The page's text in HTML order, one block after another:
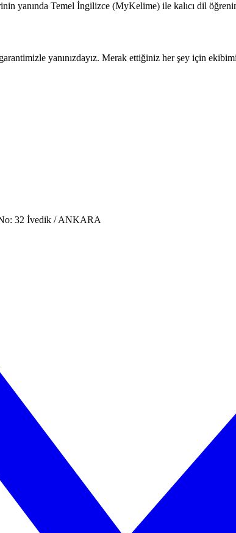
yanında Temel İngilizce (MyKelime) ile kalıcı dil
yanınızdayız. Merak ettiğiniz her şey için
32 İvedik / ANKARA